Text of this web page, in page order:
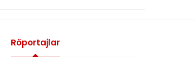
Röportajlar